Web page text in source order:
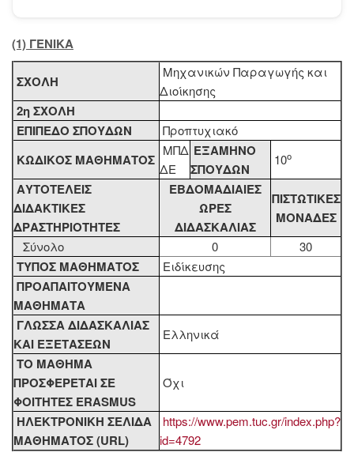
(1) ΓΕΝΙΚΑ
ΣΧΟΛΗ
Μηχανικών Παραγωγής και
Διοίκησης
2η ΣΧΟΛΗ
ΕΠΙΠΕΔΟ ΣΠΟΥΔΩΝ
Προπτυχιακό
ΚΩΔΙΚΟΣ ΜΑΘΗΜΑΤΟΣ
ΜΠΔ
ΔΕ
ΕΞΑΜΗΝΟ
ΣΠΟΥΔΩΝ
10ο
ΑΥΤΟΤΕΛΕΙΣ
ΔΙΔΑΚΤΙΚΕΣ
ΔΡΑΣΤΗΡΙΟΤΗΤΕΣ
ΕΒΔΟΜΑΔΙΑΙΕΣ
ΩΡΕΣ
ΔΙΔΑΣΚΑΛΙΑΣ
ΠΙΣΤΩΤΙΚΕΣ
ΜΟΝΑΔΕΣ
Σύνολο 0 30
ΤΥΠΟΣ ΜΑΘΗΜΑΤΟΣ Ειδίκευσης
ΠΡΟΑΠΑΙΤΟΥΜΕΝΑ
ΜΑΘΗΜΑΤΑ
ΓΛΩΣΣΑ ΔΙΔΑΣΚΑΛΙΑΣ
KAI ΕΞΕΤΑΣΕΩΝ
Ελληνικά
ΤΟ ΜΑΘΗΜΑ
ΠΡΟΣΦΕΡΕΤΑΙ ΣΕ
ΦΟΙΤΗΤΕΣ ERASMUS
Όχι
ΗΛΕΚΤΡΟΝΙΚΗ ΣΕΛΙΔΑ
ΜΑΘΗΜΑΤΟΣ (URL)
https://www.pem.tuc.gr/index.php?
id=4792